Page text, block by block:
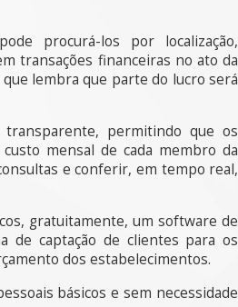
procurá-los por localização,
transações financeiras no ato da
lembra que parte do lucro será
permitindo que os
mensal de cada membro da
e conferir, em tempo real,
gratuitamente, um software de
de captação de clientes para os
dos estabelecimentos.
básicos e sem necessidade